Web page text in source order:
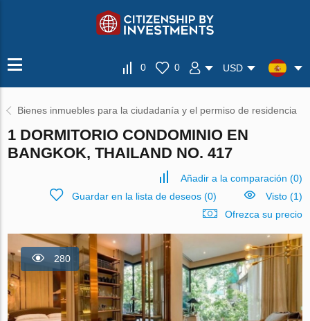
0 0 USD
Bienes inmuebles para la ciudadanía y el permiso de residencia
1 DORMITORIO CONDOMINIO EN
BANGKOK, THAILAND NO. 417
Añadir a la comparación (0)
Guardar en la lista de deseos(0)
Visto (1)
Ofrezca su precio
280